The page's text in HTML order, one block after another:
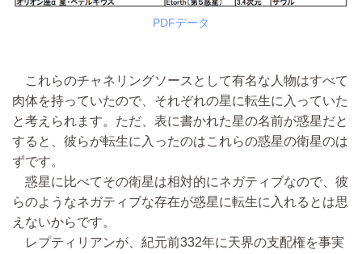
PDFデータ
これらのチャネリングソースとして有名な人物はすべて
肉体を持っていたので、それぞれの星に転生に入っていた
と考えられます。ただ、表に書かれた星の名前が惑星だと
すると、彼らが転生に入ったのはこれらの惑星の衛星のは
ずです。
惑星に比べてその衛星は相対的にネガティブなので、彼
らのようなネガティブな存在が惑星に転生に入れるとは思
えないからです。
レプティリアンが、紀元前332年に天界の支配権を事実